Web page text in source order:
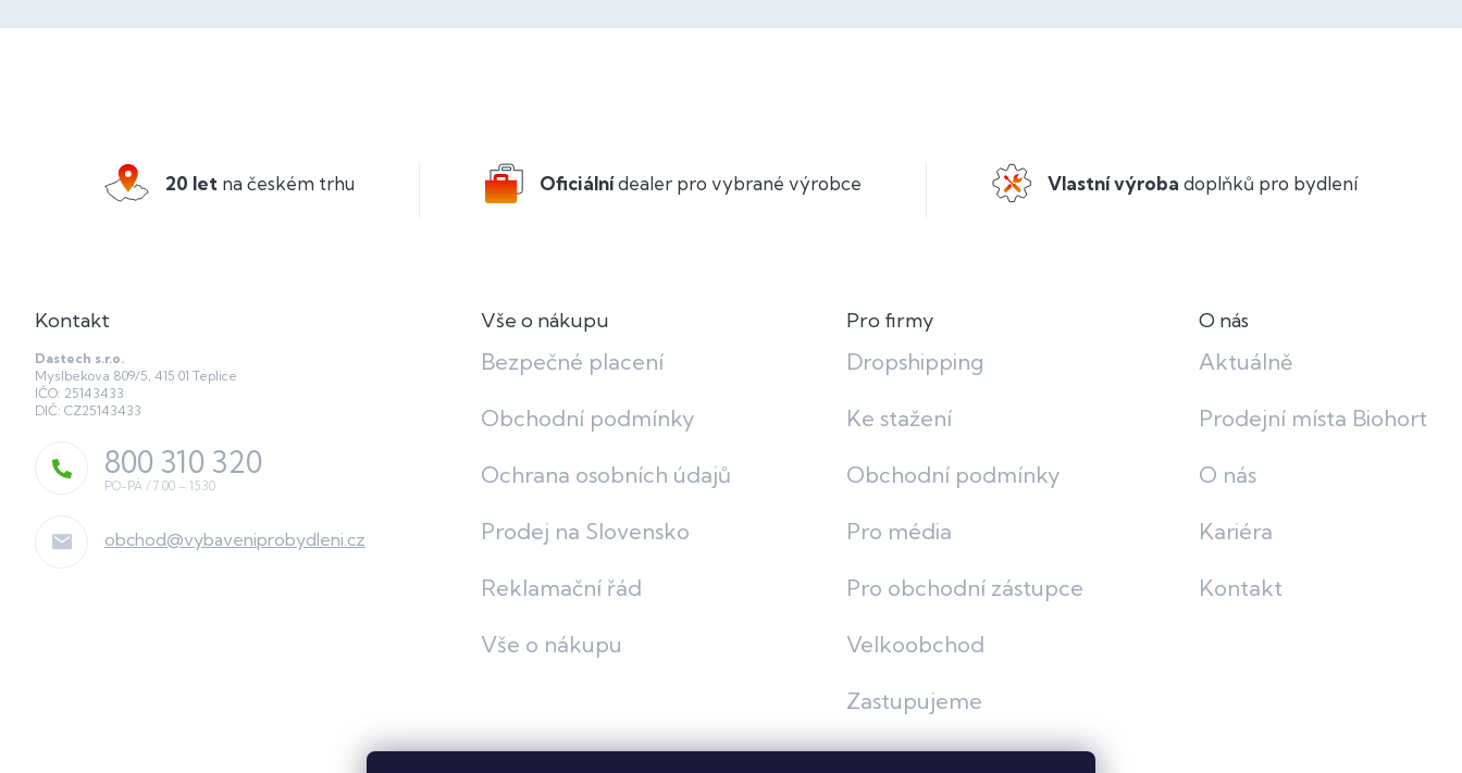
20 let na českém trhu Oficiálnídealer pro vybrané výrobce Vlastní výroba doplňků pro bydlení
Kontakt
Dastech s.r.o.
Myslbekova 809/5, 415 01 Teplice
IČO: 25143433
DIČ: CZ25143433
obchod@vybaveniprobydleni.cz
800 310 320
Vše o nákupu
Bezpečné placení
Obchodní podmínky
Ochrana osobních údajů
Prodej na Slovensko
Reklamační řád
Vše o nákupu
Pro firmy
Dropshipping
Ke stažení
Obchodní podmínky
Pro média
Pro obchodní zástupce
Velkoobchod
Zastupujeme
O nás
Aktuálně
Prodejní místa Biohort
O nás
Kariéra
Kontakt